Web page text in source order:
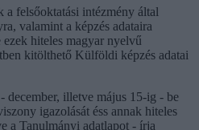
a felsőoktatási intézmény által
valamint a képzés adataira
hiteles magyar nyelvű
kitölthető Külföldi képzés adatai
december, illetve május 15-ig - be
igazolását éss annak hiteles
a Tanulmányi adatlapot - írja